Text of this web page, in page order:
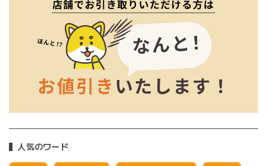
人気のワード